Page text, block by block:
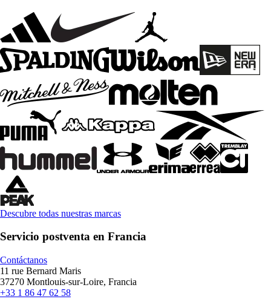
Descubre todas nuestras marcas
Servicio postventa en Francia
Contáctanos
11 rue Bernard Maris
37270 Montlouis-sur-Loire, Francia
+33 1 86 47 62 58